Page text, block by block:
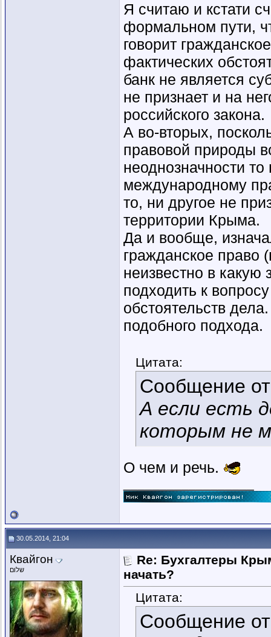
Я считаю и кстати
формальном пути,
говорит
фактических
банк не является
не признает и на
российского закона.
А во-вторых,
правовой природы
неоднозначности
международному
то, ни другое не
территории Крыма.
Да и вообще,
гражданское право
неизвестно в какую
подходить к
обстоятельств
подобного подхода.
Цитата:
Сообщение
А если есть
которым не
О чем и речь.
30.05.2014, 21:04
Квайгон
שלום
Re: Бухгалтеры
начать?
Цитата:
Сообщение